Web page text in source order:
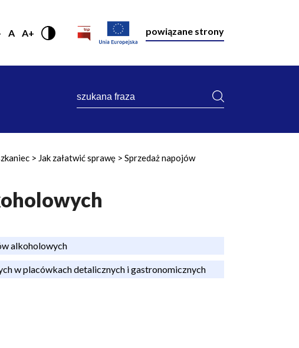
A A+ powiązane strony
szukana
Jak załatwić sprawę
Sprzedaż napojów
alkoholowych
w placówkach detalicznych i gastronomicznych